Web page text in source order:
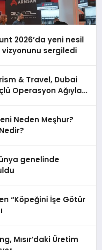
2026’da yeni nesil
sergiledi
& Travel, Dubai
Operasyon Ağıyla
Neden Meşhur?
genelinde
“Köpeğini İşe Götür
Mısır’daki Üretim